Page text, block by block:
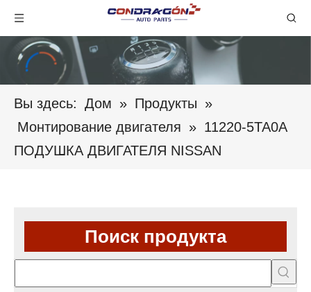
Вы здесь: Дом » Продукты »
Монтирование двигателя » 11220-5TA0A
ПОДУШКА ДВИГАТЕЛЯ NISSAN
Поиск продукта